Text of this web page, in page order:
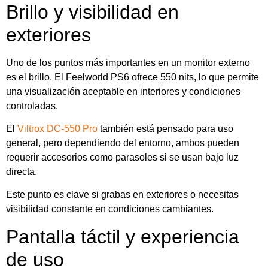
Brillo y visibilidad en
exteriores
Uno de los puntos más importantes en un monitor externo
es el brillo. El Feelworld PS6 ofrece 550 nits, lo que permite
una visualización aceptable en interiores y condiciones
controladas.
El Viltrox DC-550 Pro también está pensado para uso
general, pero dependiendo del entorno, ambos pueden
requerir accesorios como parasoles si se usan bajo luz
directa.
Este punto es clave si grabas en exteriores o necesitas
visibilidad constante en condiciones cambiantes.
Pantalla táctil y experiencia
de uso